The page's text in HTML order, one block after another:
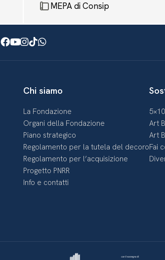
MEPA di Consip
Facebook
Youtube
Instagram
TikTok
WhatsApp
Chi siamo
La Fondazione
Organi della Fondazione
Piano strategico
Regolamento per la tutela del decoro
Regolamento per l’acquisizione
Progetto PNRR
Info e contatti
Art
Art
Fai